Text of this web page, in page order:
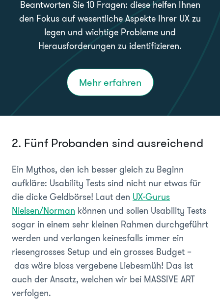
Beantworten Sie 10 Fragen: diese helfen Ihnen
den Fokus auf wesentliche Aspekte Ihrer UX zu
legen und wichtige Probleme und
Herausforderungen zu identifizieren.
Mehr erfahren
2. Fünf Probanden sind ausreichend
Ein Mythos, den ich besser gleich zu Beginn
aufkläre: Usability Tests sind nicht nur etwas für
die dicke Geldbörse! Laut den UX-Gurus
Nielsen/Norman können und sollen Usability Tests
sogar in einem sehr kleinen Rahmen durchgeführt
werden und verlangen keinesfalls immer ein
riesengrosses Setup und ein grosses Budget –
das wäre bloss vergebene Liebesmüh! Das ist
auch der Ansatz, welchen wir bei MASSIVE ART
verfolgen.